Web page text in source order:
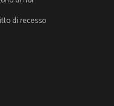
di recesso